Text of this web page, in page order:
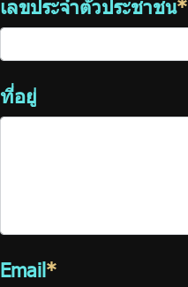
ไทย | Eng
เลขประจำตัวประชาชน*
ที่อยู่
Email *